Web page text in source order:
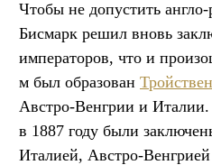
Чтобы не допустить
Бисмарк решил вновь
императоров, что и
м был образован
Австро-Венгрии и
в 1887 году были
Италией, Австро-